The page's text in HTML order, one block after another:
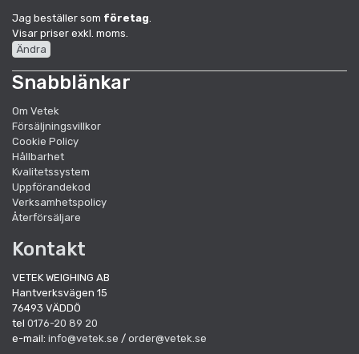
Jag beställer som företag
Visar priser exkl. moms.
Ändra
Snabblänkar
Om Vetek
Försäljningsvillkor
Cookie Policy
Hållbarhet
Kvalitetssystem
Uppförandekod
Verksamhetspolicy
Återförsäljare
Kontakt
VETEK WEIGHING AB
Hantverksvägen 15
76493 VÄDDÖ
tel 0176-20 89 20
e-mail: info@vetek.se / order@vetek.se